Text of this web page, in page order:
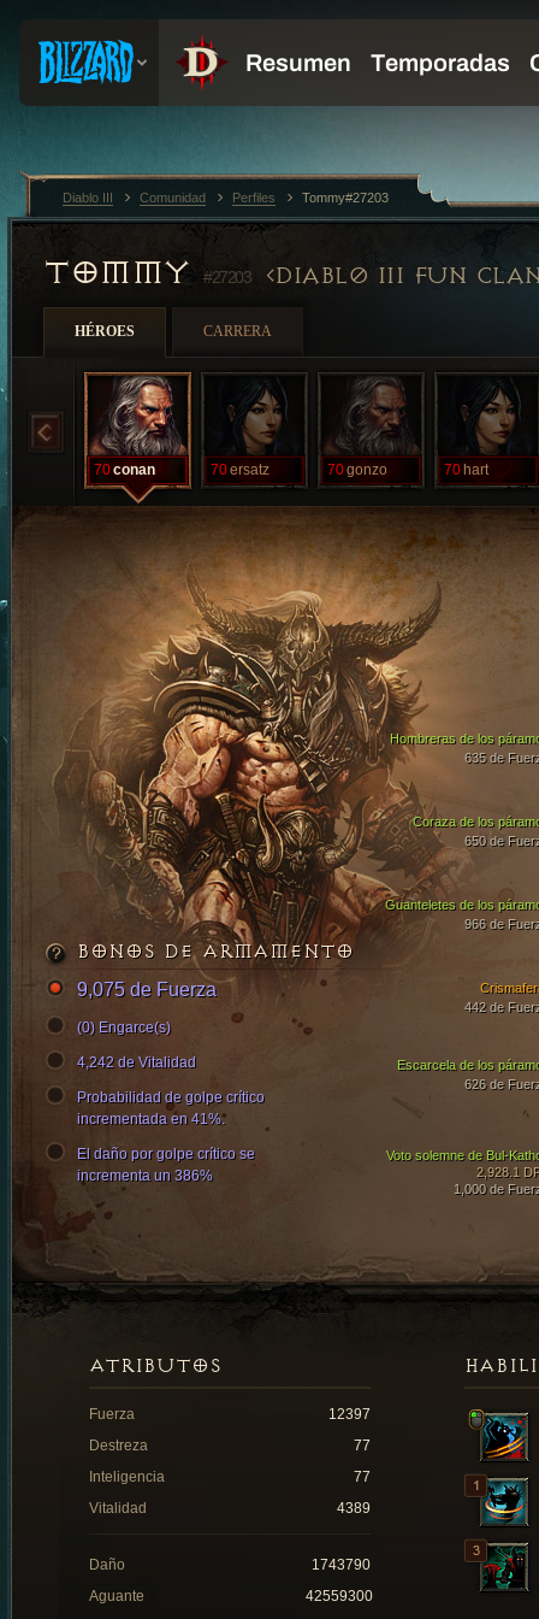
TOMMY#27203 DIABL0 III FUN
HÉROES CARRERA
70conan 70ersatz 70gonzo 70 hart
Coraza de los
650 de
Guanteletes de los
966 de
Hombreras de los
635 de
Escarcela de los
626 de
Voto solemne de Bul-
2,928.1
1,000 de
442 de
BONOS DE ARMAMENTO
9,075 de Fuerza
(0) Engarce(s)
4,242 de Vitalidad
Probabilidad de golpe crítico
incrementada en 41%.
El daño por golpe crítico se
incrementa un 386%
ATRIBUTOS
Fuerza
12397
Destreza
77
Inteligencia
77
Vitalidad
4389
Daño
1743790
Aguante
42559300
Diablo III Comunidad Perfiles Tommy#27203